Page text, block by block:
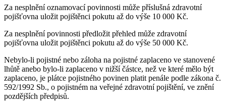
Za nesplnění oznamovací povinnosti může příslušná zdravotní
pojišťovna uložit pojištěnci pokutu až do výše 10 000 Kč.
Za nesplnění povinnosti předložit přehled může zdravotní
pojišťovna uložit pojištěnci pokutu až do výše 50 000 Kč.
Nebylo-li pojistné nebo záloha na pojistné zaplaceno ve stanovené
lhůtě anebo bylo-li zaplaceno v nižší částce, než ve které mělo být
zaplaceno, je plátce pojistného povinen platit penále podle zákona č.
592/1992 Sb., o pojistném na veřejné zdravotní pojištění, ve znění
pozdějších předpisů.